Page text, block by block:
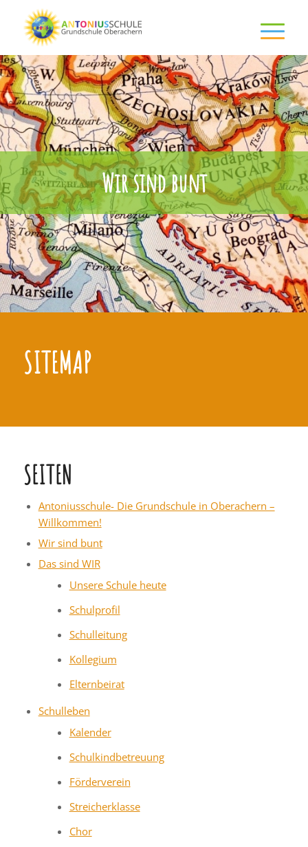
Wir sind bunt
SITEMAP
SEITEN
Antoniusschule- Die Grundschule in Oberachern –
Willkommen!
Wir sind bunt
Das sind WIR
Unsere Schule heute
Schulprofil
Schulleitung
Kollegium
Elternbeirat
Schulleben
Kalender
Schulkindbetreuung
Förderverein
Streicherklasse
Chor